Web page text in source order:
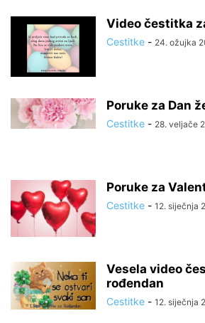
Video čestitka
Cestitke - 24. ožujka
Poruke za Dan
Cestitke - 28. veljače
Poruke za
Cestitke - 12. siječnja
Vesela video
rođendan
Cestitke - 12. siječnja